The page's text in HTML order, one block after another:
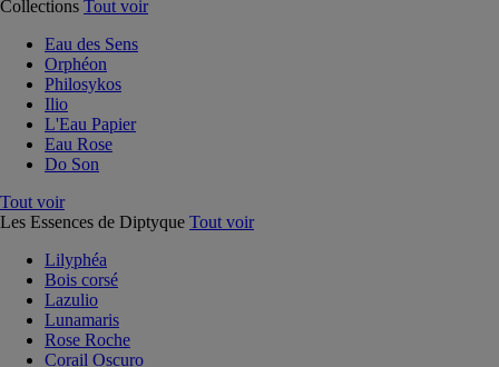
Collections Tout voir
Eau des Sens
Orphéon
Philosykos
Ilio
L'Eau Papier
Eau Rose
Do Son
Tout voir
Les Essences de Diptyque Tout voir
Lilyphéa
Bois corsé
Lazulio
Lunamaris
Rose Roche
Corail Oscuro